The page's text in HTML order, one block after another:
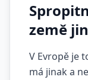
země
V Evropě je
má jinak a